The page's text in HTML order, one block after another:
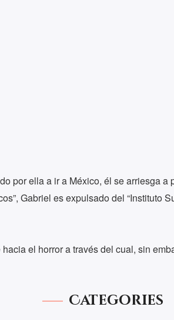
por ella a ir a México, él se arriesga a
Gabriel es expulsado del “Instituto
el horror a través del cual, sin
Categories